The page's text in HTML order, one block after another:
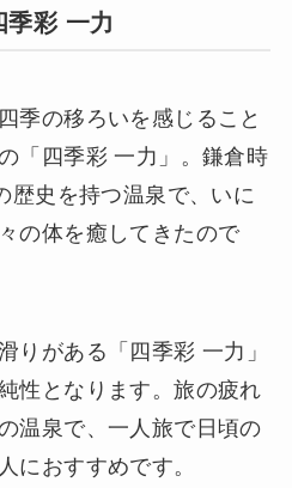
季彩 一力
季の移ろいを感じること
「四季彩 一力」。鎌倉時
歴史を持つ温泉で、いに
の体を癒してきたので
りがある「四季彩 一力」
性となります。旅の疲れ
温泉で、一人旅で日頃の
におすすめです。